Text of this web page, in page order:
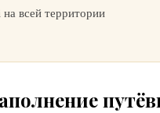
всей территории